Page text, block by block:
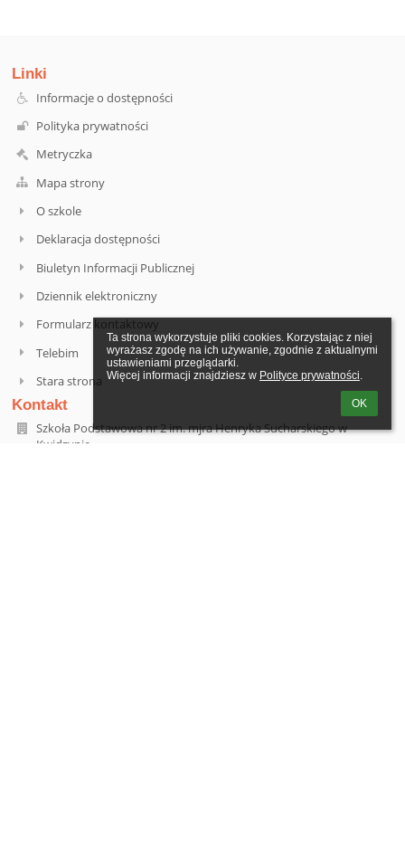
Ta strona wykorzystuje pliki cookies. Korzystając z niej
wyrażasz zgodę na ich używanie, zgodnie z aktualnymi
ustawieniami przeglądarki.
Więcej informacji znajdziesz w Polityce prywatności.
OK
Linki
Informacje o dostępności
Polityka prywatności
Metryczka
Mapa strony
O szkole
Deklaracja dostępności
Biuletyn Informacji Publicznej
Dziennik elektroniczny
Formularz kontaktowy
Telebim
Stara strona
Kontakt
Szkoła Podstawowa nr 2 im. mjra Henryka Sucharskiego w
Kwidzynie